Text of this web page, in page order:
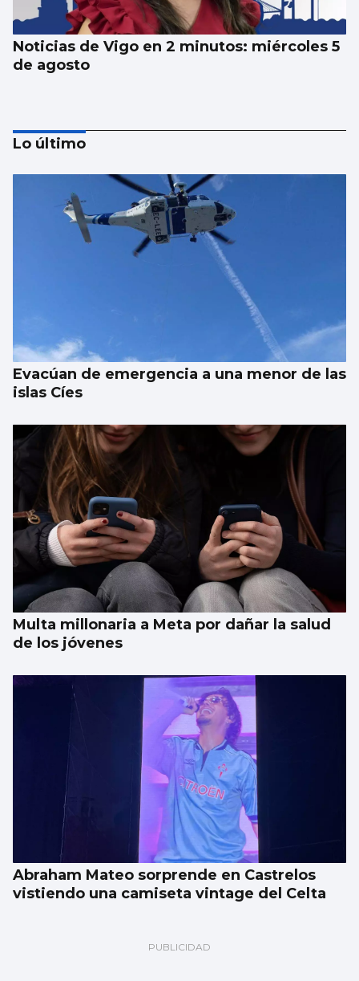
Noticias de Vigo en 2 minutos: miércoles 5
de agosto
Noticias de Vigo en 2 minutos: martes 4 de
Lo último
Evacúan de emergencia a una menor de las
islas Cíes
Multa millonaria a Meta por dañar la salud
de los jóvenes
Abraham Mateo sorprende en Castrelos
vistiendo una camiseta vintage del Celta